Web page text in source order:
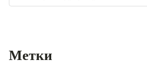
рубрику
Метки